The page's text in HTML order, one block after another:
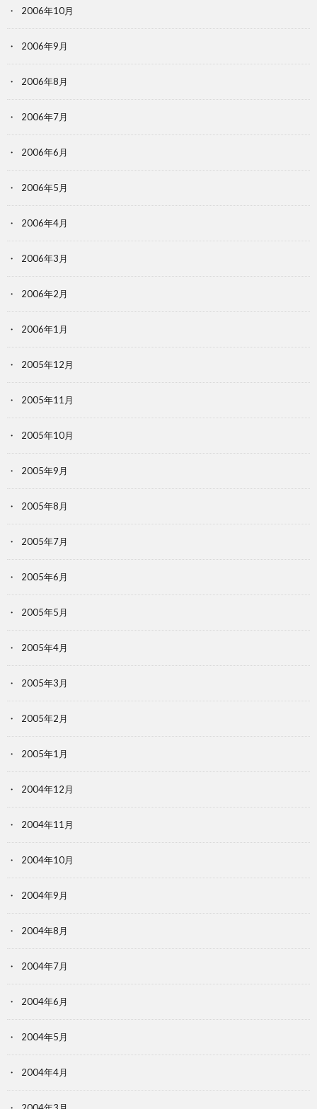
2006年10月
2006年9月
2006年8月
2006年7月
2006年6月
2006年5月
2006年4月
2006年3月
2006年2月
2006年1月
2005年12月
2005年11月
2005年10月
2005年9月
2005年8月
2005年7月
2005年6月
2005年5月
2005年4月
2005年3月
2005年2月
2005年1月
2004年12月
2004年11月
2004年10月
2004年9月
2004年8月
2004年7月
2004年6月
2004年5月
2004年4月